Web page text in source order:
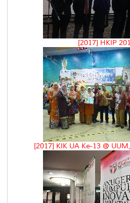
[2017] HKIP
[2017] KIK UA Ke-13 @